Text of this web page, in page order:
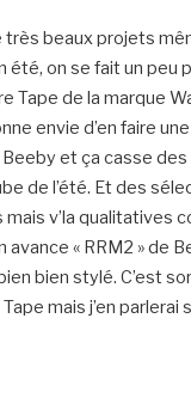
très beaux projets
été, on se fait un peu
Tape de la marque
envie d’en faire
et ça casse des
de l’été. Et des
v’la qualitatives
avance « RRM2 » de
bien stylé. C’est
mais j’en parlerai